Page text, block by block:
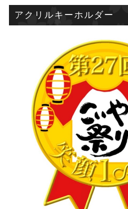
アクリルキーホルダー